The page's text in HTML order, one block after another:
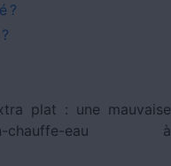
?
plat : une mauvaise
un-chauffe-eau à